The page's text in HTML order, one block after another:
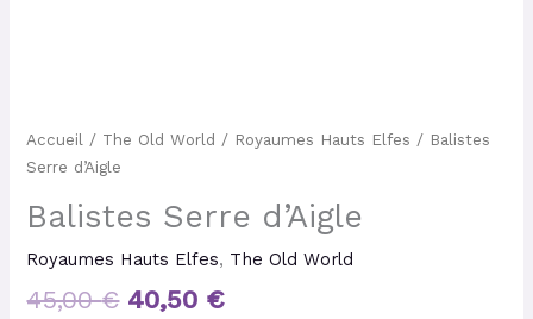
Accueil / The Old World / Royaumes Hauts Elfes / Balistes
Serre d’Aigle
Balistes Serre d’Aigle
Royaumes Hauts Elfes, The Old World
45,00€ 40,50 €